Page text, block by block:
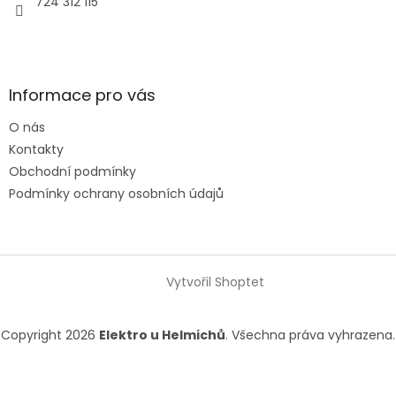
Informace pro vás
O nás
Kontakty
Obchodní podmínky
Podmínky ochrany osobních údajů
Vytvořil Shoptet
Copyright 2026 Elektro u Helmichů. Všechna práva vyhrazena.